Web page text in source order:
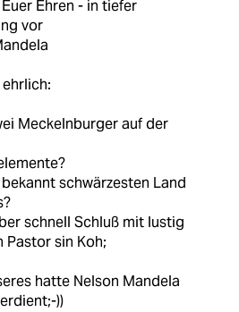
Ehren - in tiefer
vor
Meckelnburger auf der
schwärzesten Land
schnell Schluß mit lustig
Pastor sin Koh;
hatte Nelson Mandela
))